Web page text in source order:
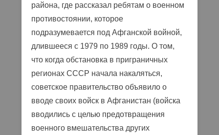
района, где рассказал ребятам о военном
противостоянии, которое
подразумевается под Афганской войной,
длившееся с 1979 по 1989 годы. О том,
что когда обстановка в приграничных
регионах СССР начала накаляться,
советское правительство объявило о
вводе своих войск в Афганистан (войска
вводились с целью предотвращения
военного вмешательства других